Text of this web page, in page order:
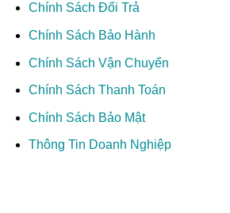
Chính Sách Đổi Trả
Chính Sách Bảo Hành
Chính Sách Vận Chuyển
Chính Sách Thanh Toán
Chính Sách Bảo Mật
Thông Tin Doanh Nghiệp